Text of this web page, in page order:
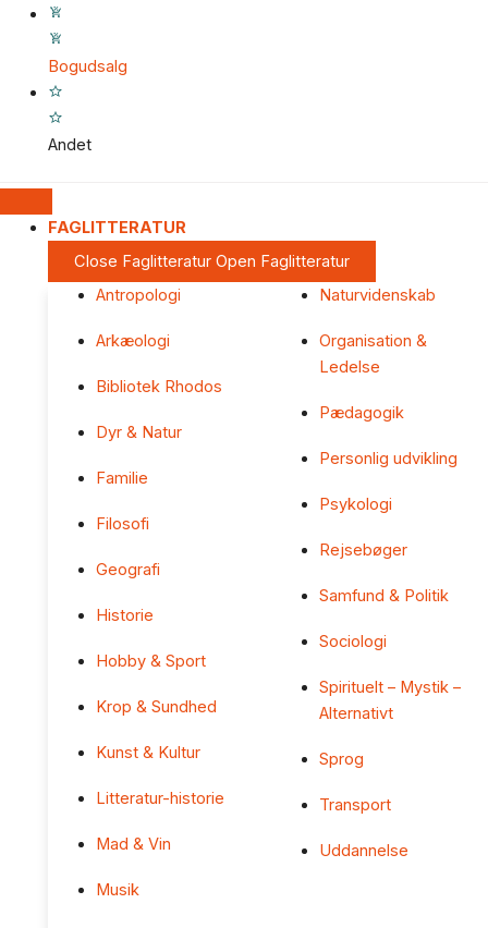
Bogudsalg
Andet
FAGLITTERATUR
Close Faglitteratur Open Faglitteratur
Antropologi
Arkæologi
Bibliotek Rhodos
Dyr & Natur
Familie
Filosofi
Geografi
Historie
Hobby & Sport
Krop & Sundhed
Kunst & Kultur
Litteratur-historie
Mad & Vin
Musik
Naturvidenskab
Organisation &
Ledelse
Pædagogik
Personlig udvikling
Psykologi
Rejsebøger
Samfund & Politik
Sociologi
Spirituelt – Mystik –
Alternativt
Sprog
Transport
Uddannelse